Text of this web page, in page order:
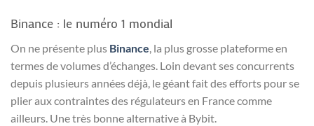
Binance : le numéro 1 mondial
On ne présente plus Binance, la plus grosse plateforme en
termes de volumes d’échanges. Loin devant ses concurrents
depuis plusieurs années déjà, le géant fait des efforts pour se
plier aux contraintes des régulateurs en France comme
ailleurs. Une très bonne alternative à Bybit.